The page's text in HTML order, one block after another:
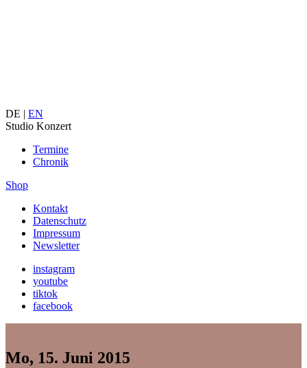
DE | EN
Studio Konzert
Termine
Chronik
Shop
Kontakt
Datenschutz
Impressum
Newsletter
instagram
youtube
tiktok
facebook
Mo, 15. Juni 2015